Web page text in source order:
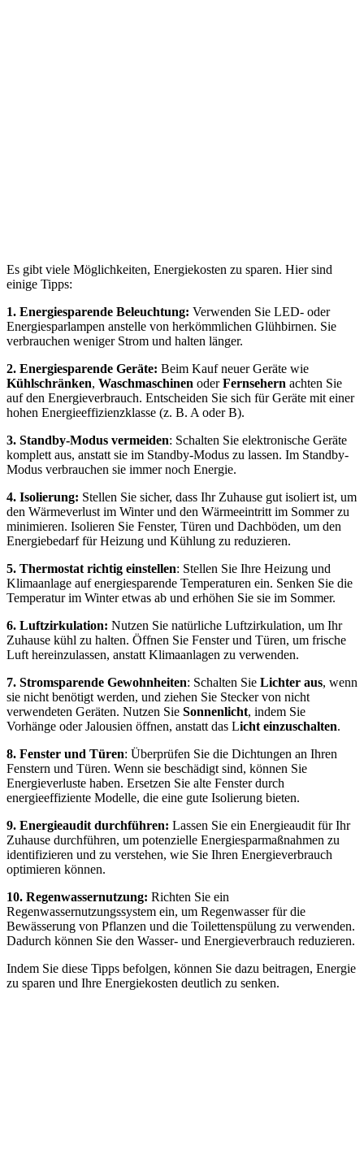
Es gibt viele Möglichkeiten, Energiekosten zu sparen. Hier sind
einige Tipps:
1. Energiesparende Beleuchtung: Verwenden Sie LED- oder
Energiesparlampen anstelle von herkömmlichen Glühbirnen. Sie
verbrauchen weniger Strom und halten länger.
2. Energiesparende Geräte: Beim Kauf neuer Geräte wie
Kühlschränken, Waschmaschinen oderFernsehern achten Sie
auf den Energieverbrauch. Entscheiden Sie sich für Geräte mit einer
hohen Energieeffizienzklasse (z. B. A oder B).
3. Standby-Modus vermeiden: Schalten Sie elektronische Geräte
komplett aus, anstatt sie im Standby-Modus zu lassen. Im Standby-
Modus verbrauchen sie immer noch Energie.
4. Isolierung: Stellen Sie sicher, dass Ihr Zuhause gut isoliert ist, um
den Wärmeverlust im Winter und den Wärmeeintritt im Sommer zu
minimieren. Isolieren Sie Fenster, Türen und Dachböden, um den
Energiebedarf für Heizung und Kühlung zu reduzieren.
5. Thermostat richtig einstellen: Stellen Sie Ihre Heizung und
Klimaanlage auf energiesparende Temperaturen ein. Senken Sie die
Temperatur im Winter etwas ab und erhöhen Sie sie im Sommer.
6. Luftzirkulation: Nutzen Sie natürliche Luftzirkulation, um Ihr
Zuhause kühl zu halten. Öffnen Sie Fenster und Türen, um frische
Luft hereinzulassen, anstatt Klimaanlagen zu verwenden.
7. Stromsparende Gewohnheiten: Schalten Sie Lichter aus, wenn
sie nicht benötigt werden, und ziehen Sie Stecker von nicht
verwendeten Geräten. Nutzen Sie Sonnenlicht, indem Sie
Vorhänge oder Jalousien öffnen, anstatt das Licht einzuschalten.
8. Fenster und Türen: Überprüfen Sie die Dichtungen an Ihren
Fenstern und Türen. Wenn sie beschädigt sind, können Sie
Energieverluste haben. Ersetzen Sie alte Fenster durch
energieeffiziente Modelle, die eine gute Isolierung bieten.
9. Energieaudit durchführen: Lassen Sie ein Energieaudit für Ihr
Zuhause durchführen, um potenzielle Energiesparmaßnahmen zu
identifizieren und zu verstehen, wie Sie Ihren Energieverbrauch
optimieren können.
10. Regenwassernutzung: Richten Sie ein
Regenwassernutzungssystem ein, um Regenwasser für die
Bewässerung von Pflanzen und die Toilettenspülung zu verwenden.
Dadurch können Sie den Wasser- und Energieverbrauch reduzieren.
Indem Sie diese Tipps befolgen, können Sie dazu beitragen, Energie
zu sparen und Ihre Energiekosten deutlich zu senken.